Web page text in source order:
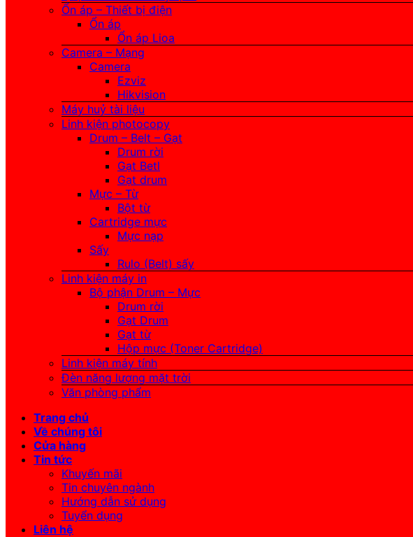
Ổn áp – Thiết bị điện
Ổn áp
Ổn áp Lioa
Camera – Mạng
Camera
Ezviz
Hikvision
Máy huỷ tài liệu
Linh kiện photocopy
Drum – Belt – Gạt
Drum rời
Gạt Betl
Gạt drum
Mực – Từ
Bột từ
Cartridge mực
Mực nạp
Sấy
Rulo (Belt) sấy
Linh kiện máy in
Bộ phận Drum – Mực
Drum rời
Gạt Drum
Gạt từ
Hộp mực (Toner Cartridge)
Linh kiện máy tính
Đèn năng lượng mặt trời
Văn phòng phẩm
Trang chủ
Về chúng tôi
Cửa hàng
Tin tức
Khuyến mãi
Tin chuyên ngành
Hướng dẫn sử dụng
Tuyển dụng
Liên hệ